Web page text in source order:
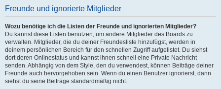
Freunde und ignorierte Mitglieder
Wozu benötige ich die Listen der Freunde und ignorierten Mitglieder?
Du kannst diese Listen benutzen, um andere Mitglieder des Boards zu
verwalten. Mitglieder, die du deiner Freundesliste hinzufügst, werden in
deinem persönlichen Bereich für den schnellen Zugriff aufgelistet. Du siehst
dort deren Onlinestatus und kannst ihnen schnell eine Private Nachricht
senden. Abhängig von dem Style, den du verwendest, können Beiträge deiner
Freunde auch hervorgehoben sein. Wenn du einen Benutzer ignorierst, dann
siehst du seine Beiträge standardmäßig nicht.